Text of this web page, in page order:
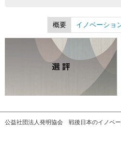
イノベーショ
概要
公益社団法人発明協会 戦後日本のイノベ